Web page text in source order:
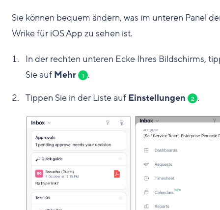
Sie können bequem ändern, was im unteren Panel
Wrike für iOS App zu sehen ist.
In der rechten unteren Ecke Ihres Bildschirms,
Sie auf Mehr 1 .
Tippen Sie in der Liste auf Einstellungen 2 .